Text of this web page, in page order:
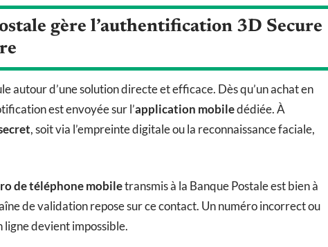
gère l’authentification 3D Secure
autour d’une solution directe et efficace. Dès qu’un achat en
est envoyée sur l’application mobiledédiée. À
, soit via l’empreinte digitale ou la reconnaissance faciale,
de téléphone mobiletransmis à la Banque Postale est bien à
de validation repose sur ce contact. Un numéro incorrect ou
ligne devient impossible.